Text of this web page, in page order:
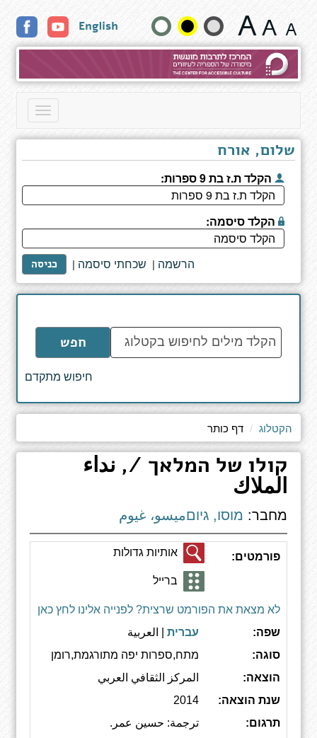
של
המלאך
שנה
גודל
טקסט
English
Toggle
שלום, אורח
הקלד ת.ז בת 9 ספרות:
הקלד סיסמה:
כניסה | שכחתי סיסמה | הרשמה
הקלד
מילים
לחיפוש
חפש
חיפוש מתקדם
הקטלוג דף כותר
קולו של המלאך /, نداء
الملاك
מחבר: מוסו, גיוםميسو، غيوم
פורמטים: אותיות גדולות
ברייל
לא מצאת את הפורמט שרצית? לפנייה אלינו לחץ כאן
שפה:
עברית| العربية
סוגה:
מתח,ספרות יפה מתורגמת,רומן
הוצאה:
المركز الثقافي العربي
שנת הוצאה:
2014
תרגום:
ترجمة: حسين عمر.